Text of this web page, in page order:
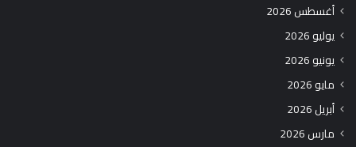
أغسطس 2026
يوليو 2026
يونيو 2026
مايو 2026
أبريل 2026
مارس 2026